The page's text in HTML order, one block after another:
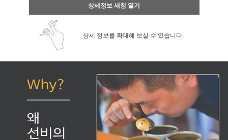
상세정보 새창 열기
상세 정보를 확대해 보실 수 있습니다.